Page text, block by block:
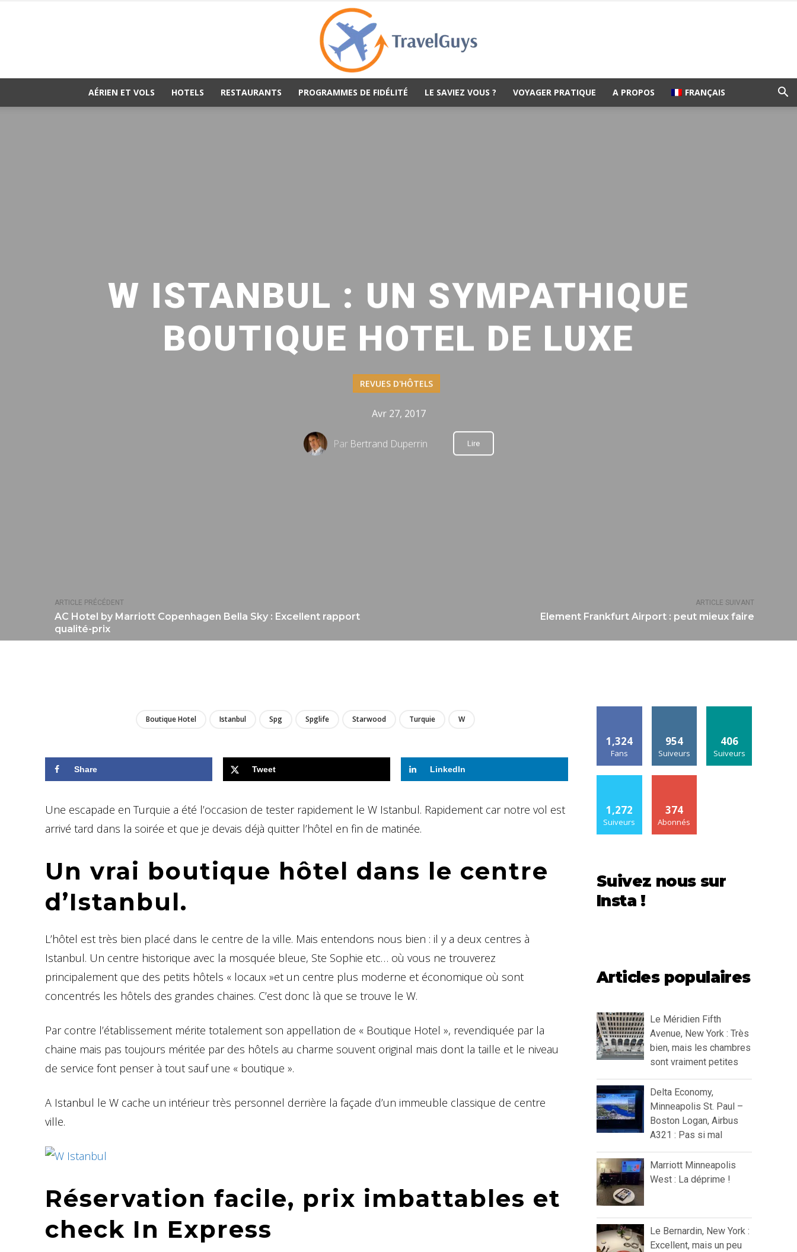
AÉRIEN ET VOLS HOTELS RESTAURANTS PROGRAMMES DE FIDÉLITÉ LE SAVIEZ VOUS ? VOYAGER PRATIQUE A PROPOS FRANÇAIS
ARTICLE PRÉCÉDENT
AC Hotel by Marriott Copenhagen Bella Sky : Excellent rapport
qualité-prix
ARTICLE SUIVANT
Element Frankfurt Airport : peut mieux faire
W ISTANBUL : UN SYMPATHIQUE
BOUTIQUE HOTEL DE LUXE
REVUES D'HÔTELS
Avr 27, 2017
Par Bertrand Duperrin Lire
Boutique Hotel Istanbul Spg Spglife Starwood Turquie W
Share Tweet LinkedIn
Une escapade en Turquie a été l’occasion de tester rapidement le W Istanbul. Rapidement car notre vol est
arrivé tard dans la soirée et que je devais déjà quitter l’hôtel en fin de matinée.
Un vrai boutique hôtel dans le centre
d’Istanbul.
L’hôtel est très bien placé dans le centre de la ville. Mais entendons nous bien : il y a deux centres à
Istanbul. Un centre historique avec la mosquée bleue, Ste Sophie etc… où vous ne trouverez
principalement que des petits hôtels « locaux »et un centre plus moderne et économique où sont
concentrés les hôtels des grandes chaines. C’est donc là que se trouve le W.
Par contre l’établissement mérite totalement son appellation de « Boutique Hotel », revendiquée par la
chaine mais pas toujours méritée par des hôtels au charme souvent original mais dont la taille et le niveau
de service font penser à tout sauf une « boutique ».
A Istanbul le W cache un intérieur très personnel derrière la façade d’un immeuble classique de centre
ville.
Réservation facile, prix imbattables et
check In Express
1,324
Fans
954
Suiveurs
406
Suiveurs
1,272
Suiveurs
374
Abonnés
Suivez nous sur
Insta !
Articles populaires
Le Méridien Fifth
Avenue, New York : Très
bien, mais les chambres
sont vraiment petites
Delta Economy,
Minneapolis St. Paul –
Boston Logan, Airbus
A321 : Pas si mal
Marriott Minneapolis
West : La déprime !
Le Bernardin, New York :
Excellent, mais un peu